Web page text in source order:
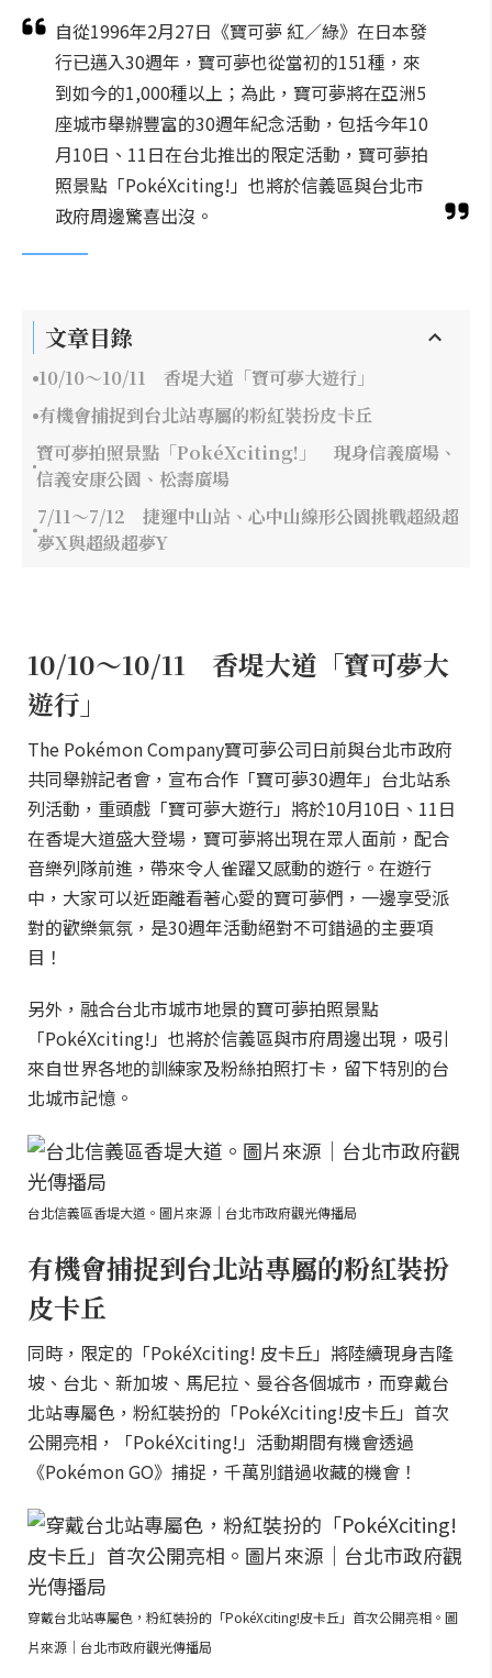
自從1996年2月27日《寶可夢 紅／綠》在日本發
行已邁入30週年，寶可夢也從當初的151種，來
到如今的1,000種以上；為此，寶可夢將在亞洲5
座城市舉辦豐富的30週年紀念活動，包括今年10
月10日、11日在台北推出的限定活動，寶可夢拍
照景點「PokéXciting!」也將於信義區與台北市
政府周邊驚喜出沒。
文章目錄
10/10～10/11 香堤大道「寶可夢大遊行」
有機會捕捉到台北站專屬的粉紅裝扮皮卡丘
寶可夢拍照景點「PokéXciting!」 現身信義廣場、
信義安康公園、松壽廣場
7/11～7/12 捷運中山站、心中山線形公園挑戰超級超
夢X與超級超夢Y
10/10～10/11 香堤大道「寶可夢大
遊行」
The Pokémon Company寶可夢公司日前與台北市政府
共同舉辦記者會，宣布合作「寶可夢30週年」台北站系
列活動，重頭戲「寶可夢大遊行」將於10月10日、11日
在香堤大道盛大登場，寶可夢將出現在眾人面前，配合
音樂列隊前進，帶來令人雀躍又感動的遊行。在遊行
中，大家可以近距離看著心愛的寶可夢們，一邊享受派
對的歡樂氣氛，是30週年活動絕對不可錯過的主要項
目！
另外，融合台北市城市地景的寶可夢拍照景點
「PokéXciting!」也將於信義區與市府周邊出現，吸引
來自世界各地的訓練家及粉絲拍照打卡，留下特別的台
北城市記憶。
台北信義區香堤大道。圖片來源｜台北市政府觀光傳播局
有機會捕捉到台北站專屬的粉紅裝扮
皮卡丘
同時，限定的「PokéXciting! 皮卡丘」將陸續現身吉隆
坡、台北、新加坡、馬尼拉、曼谷各個城市，而穿戴台
北站專屬色，粉紅裝扮的「PokéXciting!皮卡丘」首次
公開亮相，「PokéXciting!」活動期間有機會透過
《Pokémon GO》捕捉，千萬別錯過收藏的機會！
穿戴台北站專屬色，粉紅裝扮的「PokéXciting!皮卡丘」首次公開亮相。圖
片來源｜台北市政府觀光傳播局